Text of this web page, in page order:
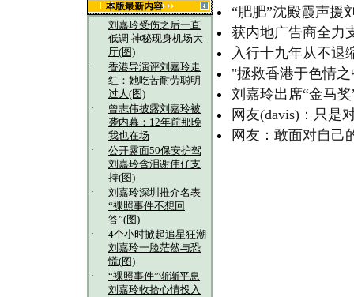
本版最新内容
·
刘嘉玲受伤之后一直
低调 神秘现身机场大
厅(图)
·
香港导演评刘嘉玲走
红：她吃苦耐劳聪明
过人(图)
·
曾志伟披露刘嘉玲被
袭内幕：12年前那晚
我也在场
·
公开露面50保安护驾
刘嘉玲含泪谢伟仔支
持(图)
·
刘嘉玲深圳推介名表
“裸照事件不想回
答”(图)
·
4个小时掀起追星狂潮
刘嘉玲一脸茫然与恐
慌(图)
·
“裸照事件”渐渐平息
刘嘉玲收拾心情投入
“肥肥”沈殿霞声援
获内地广告商全力
入行十九年从不退
"拯救香港于色情
刘嘉玲出席“金马
网友(davis)：只是
网友：敢面对自己